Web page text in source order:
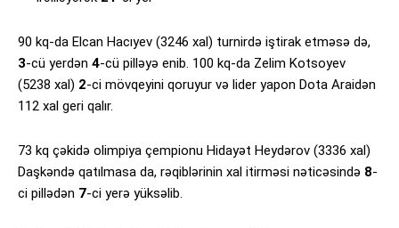
90 kq-da Elcan Hacıyev (3246 xal) turnirdə iştirak etməsə də,
3-cü yerdən 4-cü pilləyə enib. 100 kq-da Zelim Kotsoyev
(5238 xal) 2-ci mövqeyini qoruyur və lider yapon Dota Araidən
112 xal geri qalır.
73 kq çəkidə olimpiya çempionu Hidayət Heydərov (3336 xal)
Daşkəndə qatılmasa da, rəqiblərinin xal itirməsi nəticəsində 8-
ci pillədən 7-ci yerə yüksəlib.